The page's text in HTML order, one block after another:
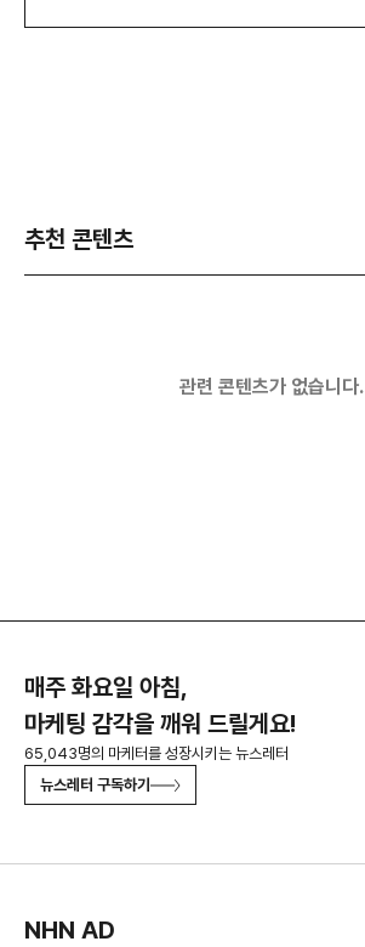
추천 콘텐츠
관련 콘텐츠가 없습니다.
매주 화요일 아침,
마케팅 감각을 깨워 드릴게요!
65,043명의 마케터를 성장시키는 뉴스레터
뉴스레터 구독하기
NHN AD